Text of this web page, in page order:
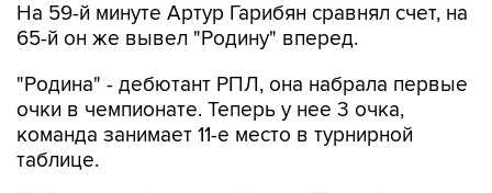
На 59-й минуте Артур Гарибян сравнял счет, на
65-й он же вывел "Родину" вперед.
"Родина" - дебютант РПЛ, она набрала первые
очки в чемпионате. Теперь у нее 3 очка,
команда занимает 11-е место в турнирной
таблице.